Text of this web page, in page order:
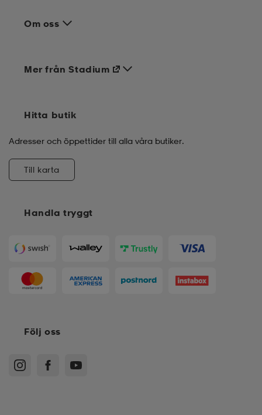
Om oss
Handla tryggt
Mer från Stadium
Hitta butik
Adresser och öppettider till alla våra butiker.
Till karta
Följ oss